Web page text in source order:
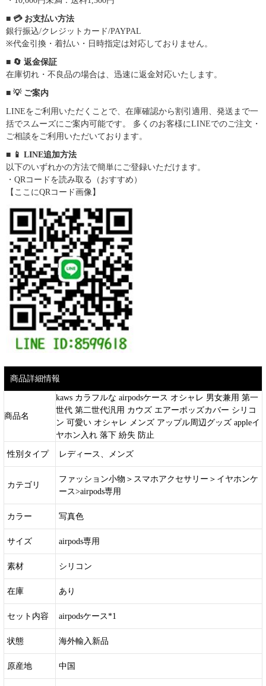
■ 💳 お支払い方法
銀行振込/クレジットカード/PAYPAL
※代金引換・着払い・日時指定は対応しておりません。
■ 🔄 返金保証
在庫切れ・不良品の場合は、迅速に返金対応いたします。
■ 💡 ご案内
LINEをご利用いただくことで、在庫確認から割引適用、発送まで一
括でスムーズにご案内可能です。 多くのお客様にLINEでのご注文・
ご相談をご利用いただいております。
■ 📱 LINE追加方法
以下のいずれかの方法で簡単にご登録いただけます。
・QRコードを読み取る（おすすめ）
【ここにQRコード画像】
商品詳細情報
商品名
kaws カラフルな airpodsケース オシャレ 男女兼用 第一
世代 第二世代汎用 カウズ エアーポッズカバー シリコ
ン 可愛い オシャレ メンズ アップル周辺グッズ appleイ
ヤホン入れ 落下 紛失 防止
性別タイプ レディース、メンズ
カテゴリ
ファッション小物＞スマホアクセサリー＞イヤホンケ
ース>airpods専用
カラー 写真色
サイズ airpods専用
素材 シリコン
在庫 あり
セット内容 airpodsケース*1
状態 海外輸入新品
原産地 中国